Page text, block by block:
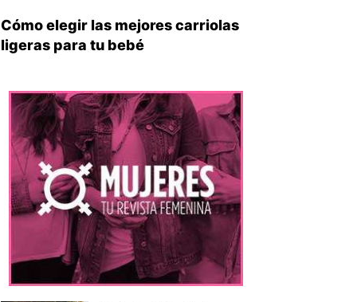
Cómo elegir las mejores carriolas
ligeras para tu bebé